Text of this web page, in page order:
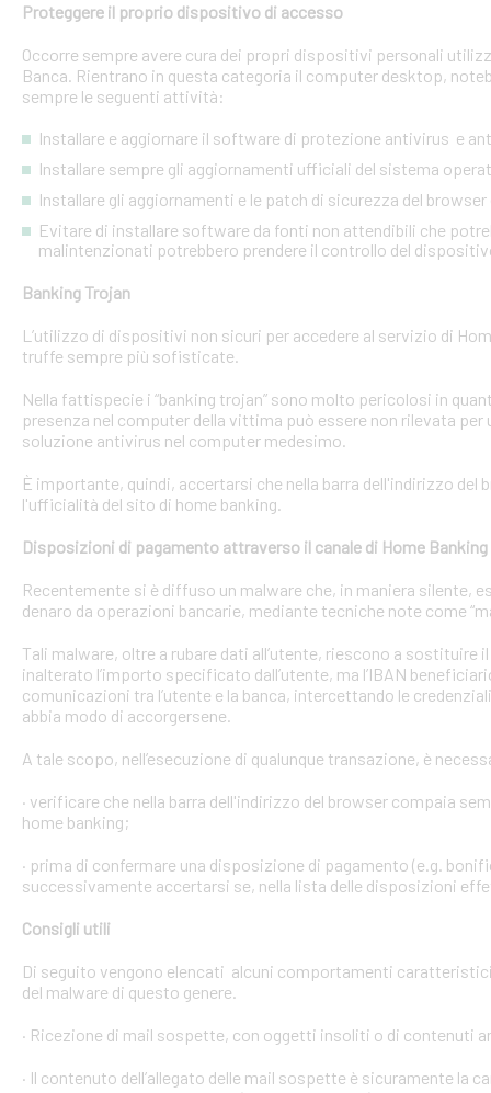
Proteggere il proprio dispositivo di accesso
Occorre sempre avere cura dei propri dispositivi personali
Banca. Rientrano in questa categoria il computer desktop,
sempre le seguenti attività:
Installare e aggiornare il software di protezione antivirus e
Installare sempre gli aggiornamenti ufficiali del sistema
Installare gli aggiornamenti e le patch di sicurezza del
Evitare di installare software da fonti non attendibili che
malintenzionati potrebbero prendere il controllo del
Banking Trojan
L’utilizzo di dispositivi non sicuri per accedere al servizio di
truffe sempre più sofisticate.
Nella fattispecie i “banking trojan” sono molto pericolosi in
presenza nel computer della vittima può essere non rilevata
soluzione antivirus nel computer medesimo.
È importante, quindi, accertarsi che nella barra dell'indirizzo
l'ufficialità del sito di home banking.
Disposizioni di pagamento attraverso il canale di Home Banking
Recentemente si è diffuso un malware che, in maniera silente,
denaro da operazioni bancarie, mediante tecniche note come
Tali malware, oltre a rubare dati all’utente, riescono a
inalterato l’importo specificato dall’utente, ma l’IBAN
comunicazioni tra l’utente e la banca, intercettando le
abbia modo di accorgersene.
A tale scopo, nell’esecuzione di qualunque transazione, è
· verificare che nella barra dell'indirizzo del browser compaia
home banking;
· prima di confermare una disposizione di pagamento (e.g.
successivamente accertarsi se, nella lista delle disposizioni
Consigli utili
Di seguito vengono elencati alcuni comportamenti
del malware di questo genere.
· Ricezione di mail sospette, con oggetti insoliti o di contenuti
· Il contenuto dell’allegato delle mail sospette è sicuramente